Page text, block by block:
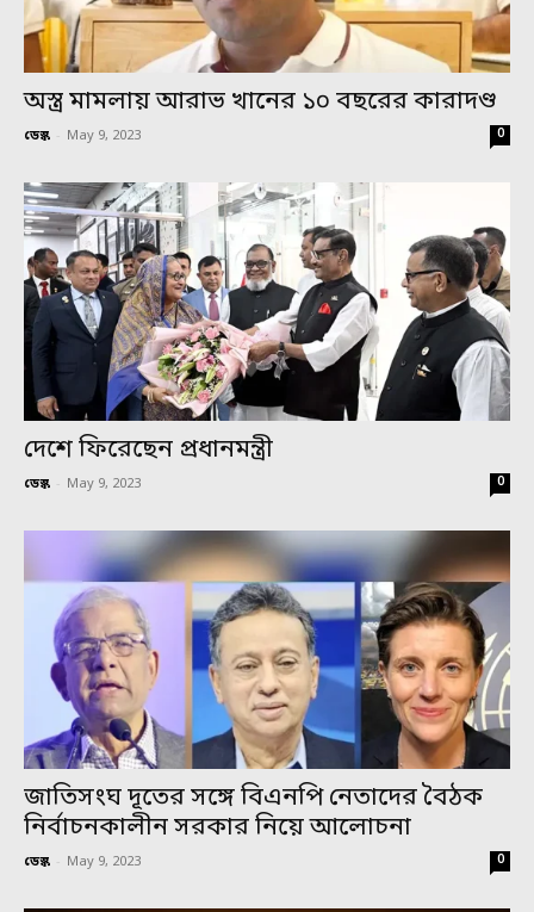
অস্ত্র মামলায় আরাভ খানের ১০ বছরের কারাদণ্ড
ডেস্ক - May 9, 2023 0
দেশে ফিরেছেন প্রধানমন্ত্রী
ডেস্ক - May 9, 2023 0
জাতিসংঘ দূতের সঙ্গে বিএনপি নেতাদের বৈঠক
নির্বাচনকালীন সরকার নিয়ে আলোচনা
ডেস্ক - May 9, 2023 0